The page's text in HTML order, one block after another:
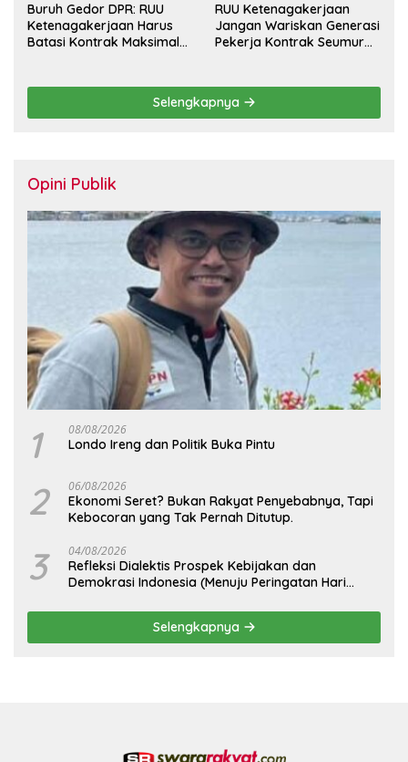
Buruh Gedor DPR: RUU
Ketenagakerjaan Harus
Batasi Kontrak Maksimal
RUU Ketenagakerjaan
Jangan Wariskan Generasi
Pekerja Kontrak Seumur
Selengkapnya
Opini Publik
1 08/08/2026
Londo Ireng dan Politik Buka Pintu
2 06/08/2026
Ekonomi Seret? Bukan Rakyat Penyebabnya, Tapi
Kebocoran yang Tak Pernah Ditutup.
3 04/08/2026
Refleksi Dialektis Prospek Kebijakan dan
Demokrasi Indonesia (Menuju Peringatan Hari
Selengkapnya